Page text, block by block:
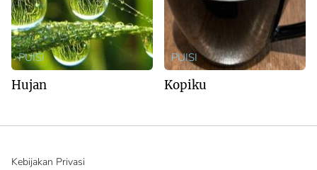
PUISI
Hujan
PUISI
Kopiku
Kebijakan Privasi